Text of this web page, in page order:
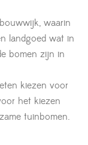
waarin
landgoed wat in
bomen zijn in
kiezen voor
het kiezen
tuinbomen.